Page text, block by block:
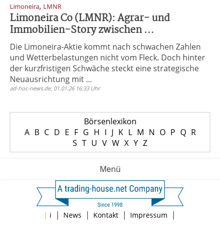
Limoneira, LMNR
Limoneira Co (LMNR): Agrar- und
Immobilien-Story zwischen ...
Die Limoneira-Aktie kommt nach schwachen Zahlen
und Wetterbelastungen nicht vom Fleck. Doch hinter
der kurzfristigen Schwäche steckt eine strategische
Neuausrichtung mit ...
ad-hoc-news.de, 01.01.26 16:33 Uhr
Börsenlexikon
A B C D E F G H I J K L M N O P Q R
S T U V W X Y Z
Menü
| i | News | Kontakt | Impressum
|